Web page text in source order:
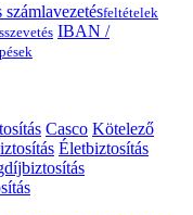
számlavezetésfeltételek
IBAN /
Casco Kötelező
Életbiztosítás